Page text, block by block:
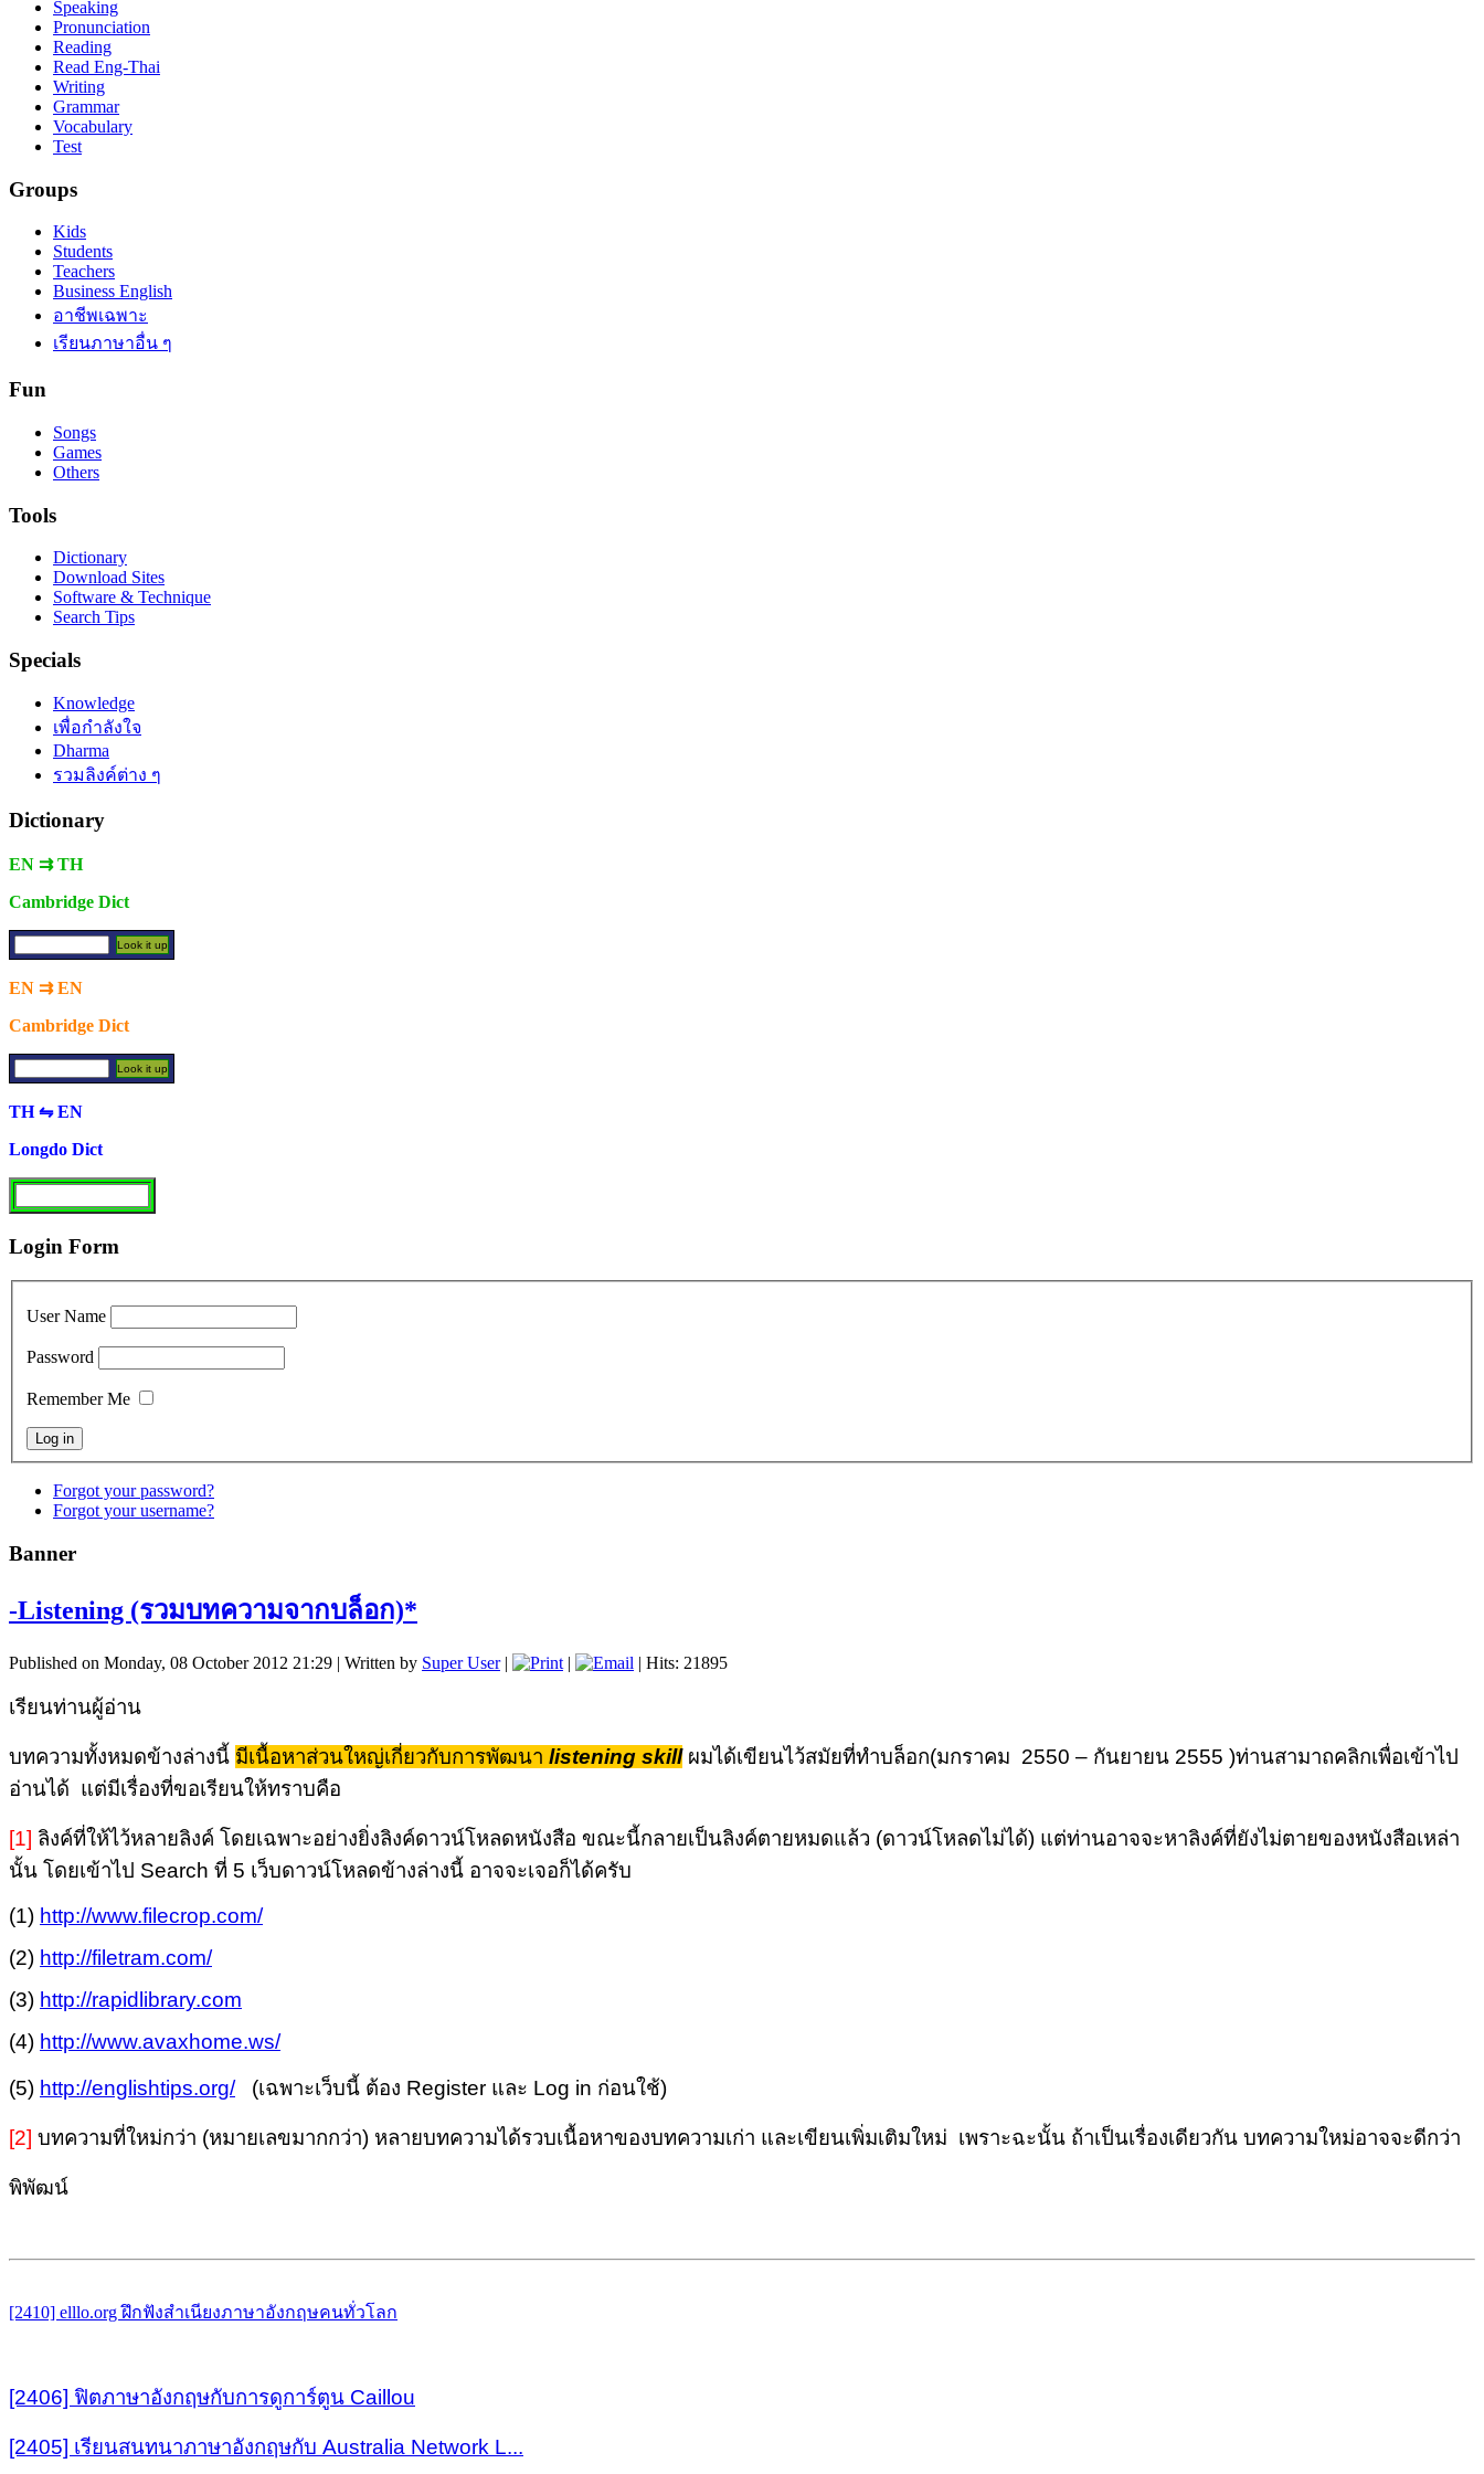
Speaking
Pronunciation
Reading
Read Eng-Thai
Writing
Grammar
Vocabulary
Test
Groups
Kids
Students
Teachers
Business English
อาชีพเฉพาะ
เรียนภาษาอื่น ๆ
Fun
Songs
Games
Others
Tools
Dictionary
Download Sites
Software & Technique
Search Tips
Specials
Knowledge
เพื่อกำลังใจ
Dharma
รวมลิงค์ต่าง ๆ
Dictionary
EN ⇉ TH
Cambridge Dict
EN ⇉ EN
Cambridge Dict
TH ⇋ EN
Longdo Dict
Login Form
User Name
Password
Remember Me
Forgot your password?
Forgot your username?
Banner
-Listening (รวมบทความจากบล็อก)*
Published on Monday, 08 October 2012 21:29 | Written by Super User| | | Hits: 21895
เรียนท่านผู้อ่าน
บทความทั้งหมดข้างล่างนี้ มีเนื้อหาส่วนใหญ่เกี่ยวกับการพัฒนา listening skillผมได้เขียนไว้สมัยที่ทำบล็อก(มกราคม 2550 – กันยายน 2555 )ท่านสามาถคลิกเพื่อเข้าไป
อ่านได้ แต่มีเรื่องที่ขอเรียนให้ทราบคือ
[1] ลิงค์ที่ให้ไว้หลายลิงค์ โดยเฉพาะอย่างยิ่งลิงค์ดาวน์โหลดหนังสือ ขณะนี้กลายเป็นลิงค์ตายหมดแล้ว (ดาวน์โหลดไม่ได้) แต่ท่านอาจจะหาลิงค์ที่ยังไม่ตายของหนังสือเหล่า
นั้น โดยเข้าไป Search ที่ 5 เว็บดาวน์โหลดข้างล่างนี้ อาจจะเจอก็ได้ครับ
(1) http://www.filecrop.com/
(2) http://filetram.com/
(3) http://rapidlibrary.com
(4) http://www.avaxhome.ws/
(5) http://englishtips.org/(เฉพาะเว็บนี้ ต้อง Register และ Log in ก่อนใช้)
[2] บทความที่ใหม่กว่า (หมายเลขมากกว่า) หลายบทความได้รวบเนื้อหาของบทความเก่า และเขียนเพิ่มเติมใหม่ เพราะฉะนั้น ถ้าเป็นเรื่องเดียวกัน บทความใหม่อาจจะดีกว่า
พิพัฒน์
[2410] elllo.org ฝึกฟังสำเนียงภาษาอังกฤษคนทั่วโลก
[2406] ฟิตภาษาอังกฤษกับการดูการ์ตูน Caillou
[2405] เรียนสนทนาภาษาอังกฤษกับ Australia Network L...